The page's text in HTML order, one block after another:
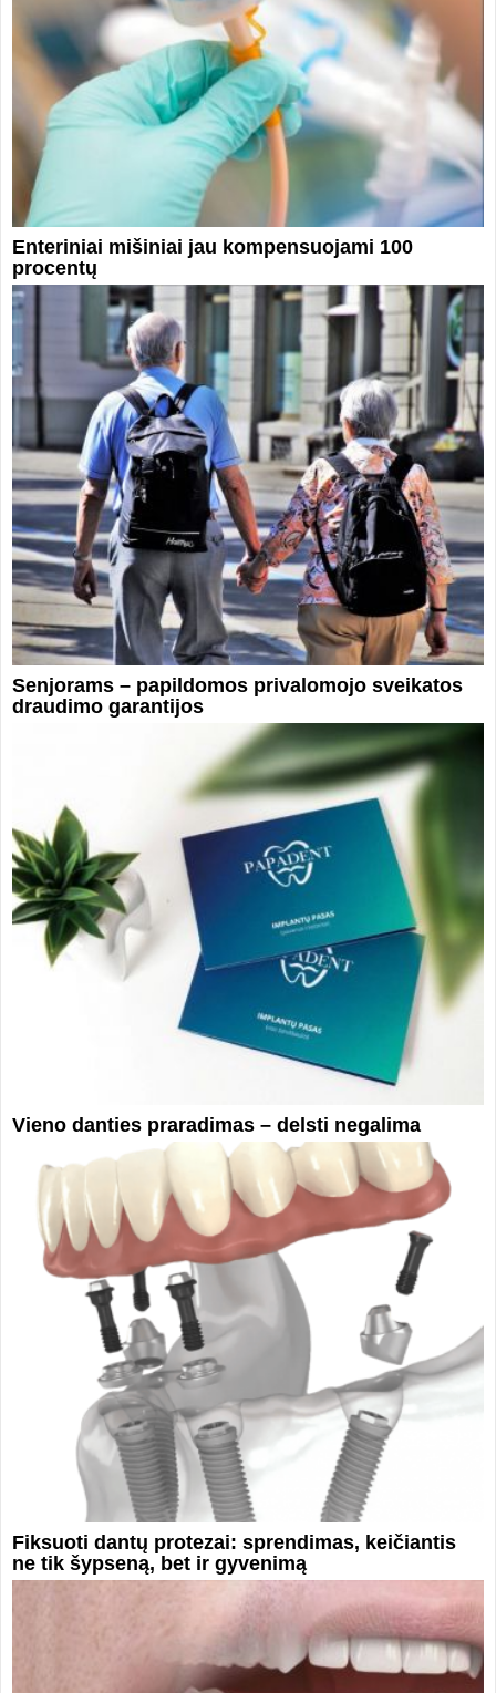
Enteriniai mišiniai jau kompensuojami 100
procentų
Senjorams – papildomos privalomojo sveikatos
draudimo garantijos
Vieno danties praradimas – delsti negalima
Fiksuoti dantų protezai: sprendimas, keičiantis
ne tik šypseną, bet ir gyvenimą